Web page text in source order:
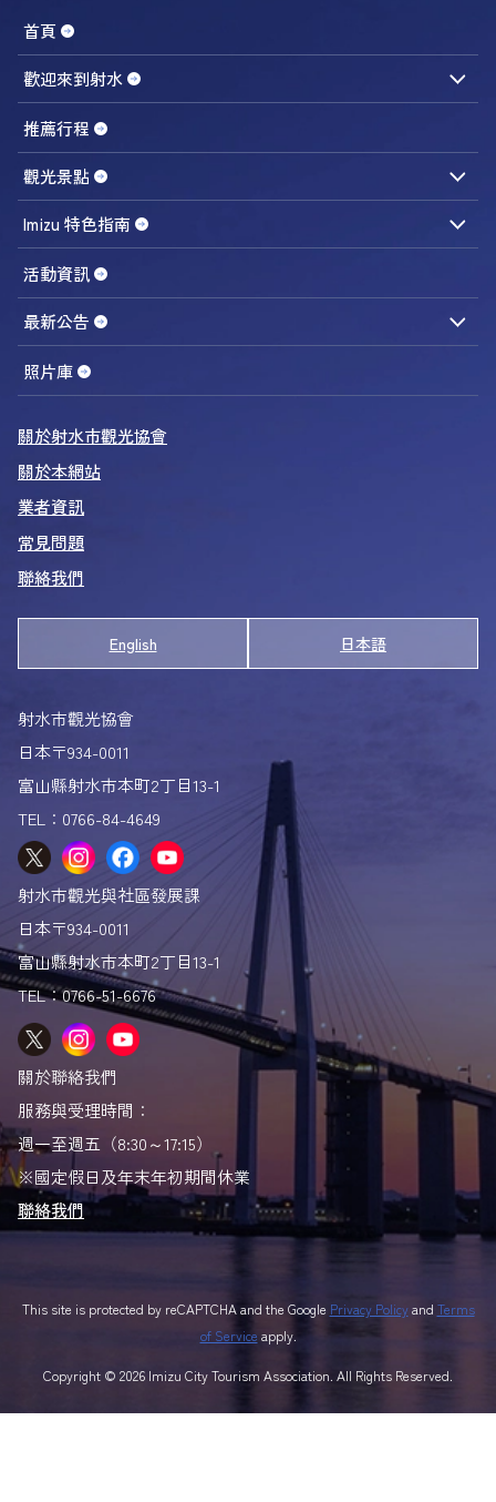
首頁
歡迎來到射水
推薦行程
觀光景點
美食／伴手禮
旅遊便利景點
Imizu 特色指南
內川周邊
內川散策
從船上觀光導覽
射水的美食＆伴手禮
美食季節行事曆
螃蟹圖鑑
射水螃蟹物語
白蝦的秘密
鄉里地區
射水的活動與體驗
曳山祭典／為期3週
射水的獅子舞
祭典海報
拍照打卡地點
取景地圖
射水市「與」
觀光手冊
活動資訊
最新公告
照片庫
關於射水市觀光協會
關於本網站
業者資訊
常見問題
聯絡我們
English 日本語
射水市觀光協會
日本〒934-0011
富山縣射水市本町2丁目13-1
TEL：0766-84-4649
射水市觀光與社區發展課
日本〒934-0011
富山縣射水市本町2丁目13-1
TEL：0766-51-6676
關於聯絡我們
服務與受理時間：
週一至週五（8:30～17:15）
※國定假日及年末年初期間休業
聯絡我們
This site is protected by reCAPTCHA and the Google Privacy Policyand Terms
of Service apply.
Copyright © 2026 Imizu City Tourism Association. All Rights Reserved.